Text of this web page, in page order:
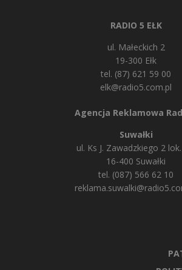
RADIO 5 EŁK
ul. Małeckich 2
19-300 Ełk
tel. (87) 621 59 00
elk@radio5.com.pl
Agencja Reklamowa
Suwałki
ul. Ks J. Zawadzkiego 2
16-400 Suwałki
tel. (087) 566 62 10